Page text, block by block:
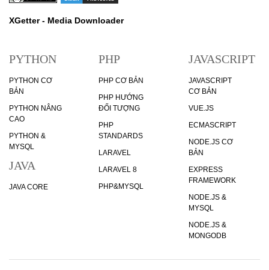
XGetter - Media Downloader
PYTHON
PYTHON CƠ
BẢN
PYTHON NÂNG
CAO
PYTHON &
MYSQL
JAVA
JAVA CORE
PHP
PHP CƠ BẢN
PHP HƯỚNG
ĐỐI TƯỢNG
PHP
STANDARDS
LARAVEL
LARAVEL 8
PHP&MYSQL
JAVASCRIPT
JAVASCRIPT
CƠ BẢN
VUE.JS
ECMASCRIPT
NODE.JS CƠ
BẢN
EXPRESS
FRAMEWORK
NODE.JS &
MYSQL
NODE.JS &
MONGODB